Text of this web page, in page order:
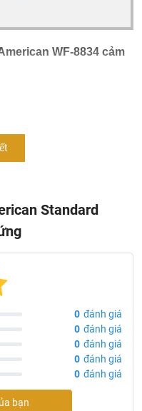
WF-8834 cảm
Standard
0 đánh giá
0 đánh giá
0 đánh giá
0 đánh giá
0 đánh giá
bạn